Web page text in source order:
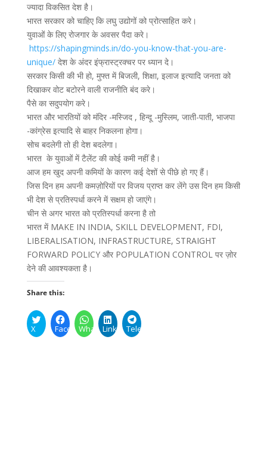
ज्यादा विकसित देश है।
भारत सरकार को चाहिए कि लघु उद्योगों को प्रोत्साहित करे।
युवाओं के लिए रोजगार के अवसर पैदा करे।
https://shapingminds.in/do-you-know-that-you-are-
unique/देश के अंदर इंफ्रास्ट्रक्चर पर ध्यान दे।
सरकार किसी की भी हो, मुफ्त में बिजली, शिक्षा, इलाज इत्यादि जनता को
दिखाकर वोट बटोरने वाली राजनीति बंद करे।
पैसे का सदुपयोग करे।
भारत और भारतियों को मंदिर -मस्जिद , हिन्दू -मुस्लिम, जाती-पाती, भाजपा
-कांग्रेस इत्यादि से बाहर निकलना होगा।
सोच बदलेगी तो ही देश बदलेगा।
भारत के युवाओं में टैलेंट की कोई कमी नहीं है।
आज हम खुद अपनी कमियों के कारण कई देशों से पीछे हो गए हैं।
जिस दिन हम अपनी कमज़ोरियों पर विजय प्राप्त कर लेंगे उस दिन हम किसी
भी देश से प्रतिस्पर्धा करने में सक्षम हो जाएंगे।
चीन से अगर भारत को प्रतिस्पर्धा करना है तो
भारत में MAKE IN INDIA, SKILL DEVELOPMENT, FDI,
LIBERALISATION, INFRASTRUCTURE, STRAIGHT
FORWARD POLICY और POPULATION CONTROL पर ज़ोर
देने की आवश्यकता है।
Share this:
X FacebookWhatsAppLinkedInTelegram